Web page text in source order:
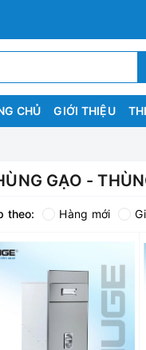
CHỦ GIỚI THIỆU
GẠO -
theo: Hàng mới